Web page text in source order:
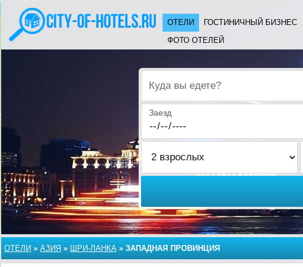
ОТЕЛИ ГОСТИНИЧНЫЙ БИЗНЕС
ФОТО ОТЕЛЕЙ
Куда вы едете?
Заезд
ОТЕЛИ » АЗИЯ » ШРИ-ЛАНКА » ЗАПАДНАЯ ПРОВИНЦИЯ